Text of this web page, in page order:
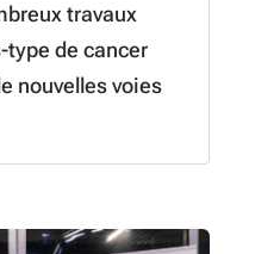
travaux
type de cancer
nouvelles voies